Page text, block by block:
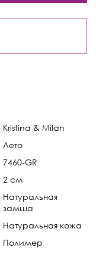
Kristina & Milan
Лето
7460-GR
2 см
Натуральная
замша
Натуральная кожа
Полимер